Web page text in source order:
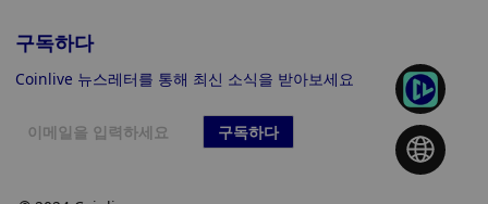
구독하다
Coinlive 뉴스레터를 통해 최신 소식을 받아보세요
구독하다